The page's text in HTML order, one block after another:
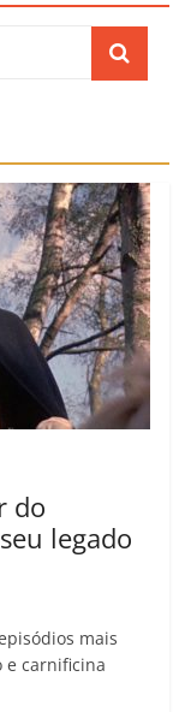
do
legado
mais
e carnificina